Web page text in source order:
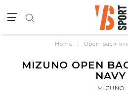
Home / Open back
MIZUNO OPEN
NAVY
MIZUNO